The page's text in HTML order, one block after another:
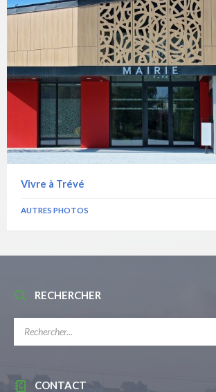
Vivre à Trévé
AUTRES PHOTOS
RECHERCHER
CONTACT